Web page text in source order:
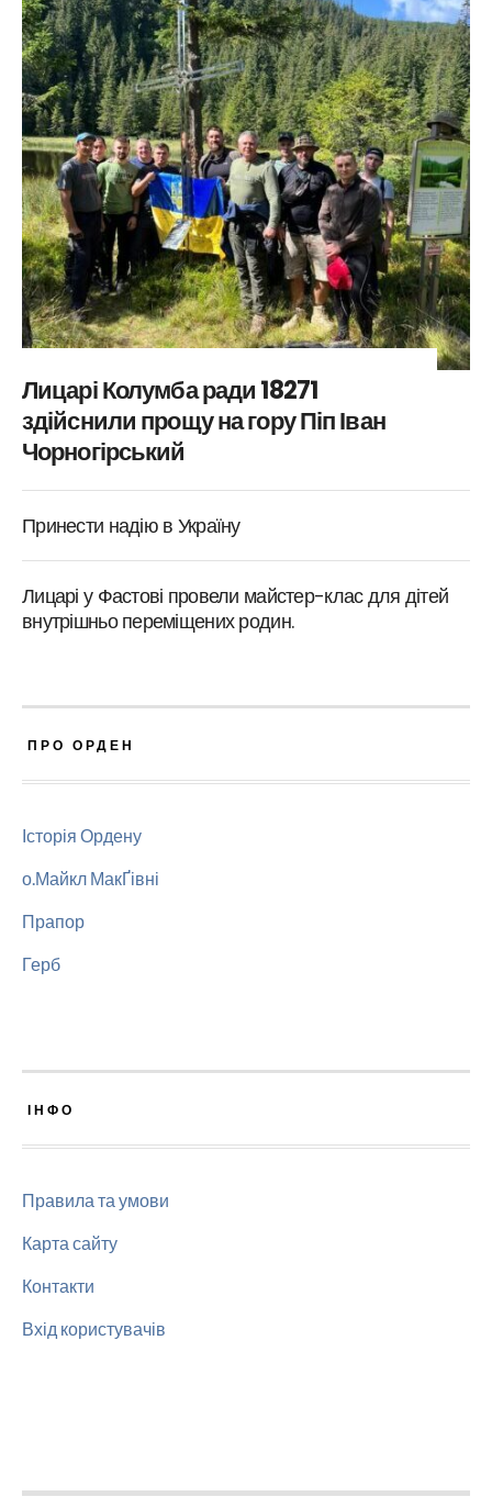
Лицарі Колумба ради 18271
здійснили прощу на гору Піп Іван
Чорногірський
Принести надію в Україну
Лицарі у Фастові провели майстер-клас для дітей
внутрішньо переміщених родин.
ПРО ОРДЕН
Історія Ордену
о.Майкл МакҐівні
Прапор
Герб
ІНФО
Правила та умови
Карта сайту
Контакти
Вхід користувачів